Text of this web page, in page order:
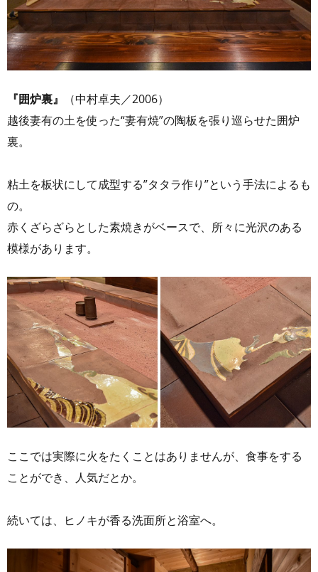
『囲炉裏』
（中村卓夫／2006）
越後妻有の土を使った“妻有焼”の陶板を張り巡らせた囲炉
裏。
粘土を板状にして成型する”タタラ作り”という手法によるも
の。
赤くざらざらとした素焼きがベースで、所々に光沢のある
模様があります。
ここでは実際に火をたくことはありませんが、食事をする
ことができ、人気だとか。
続いては、ヒノキが香る洗面所と浴室へ。